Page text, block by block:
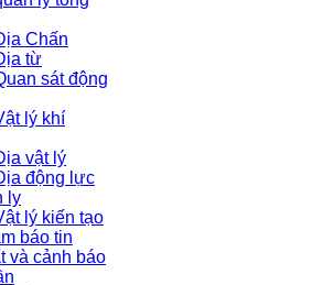
Chấn
từ
sát động
lý khí
vật lý
động lực
ly
lý kiến tạo
báo tin
và cảnh báo